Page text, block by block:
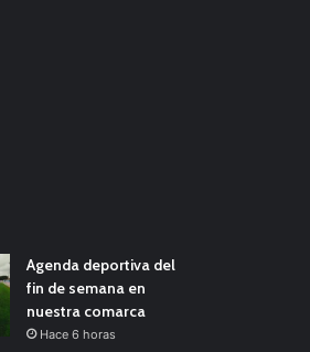
Agenda deportiva del
fin de semana en
nuestra comarca
Hace 6 horas